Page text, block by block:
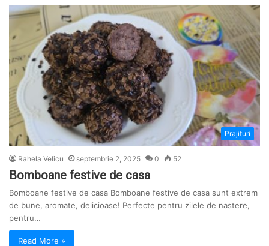
Prajituri
Rahela Velicu septembrie 2, 2025 0 52
Bomboane festive de casa
Bomboane festive de casa Bomboane festive de casa sunt extrem
de bune, aromate, delicioase! Perfecte pentru zilele de nastere,
pentru…
Read More »